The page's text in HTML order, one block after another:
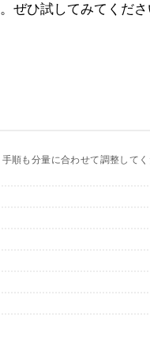
ぜひ試してみてくださ
順も分量に合わせて調整してく